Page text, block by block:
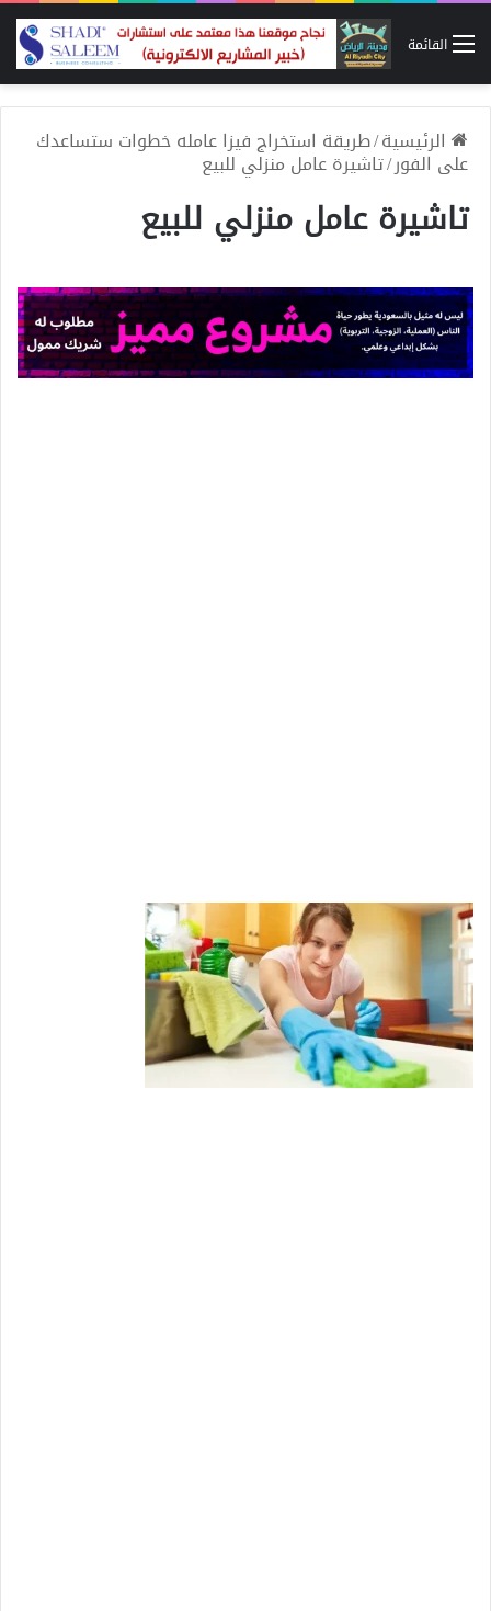
القائمة
الرئيسية/طريقة استخراج فيزا عامله خطوات ستساعدك
على الفور/تاشيرة عامل منزلي للبيع
تاشيرة عامل منزلي للبيع